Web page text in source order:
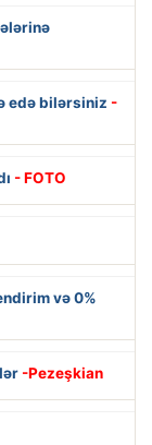
edə bilərsiniz -
- FOTO
və 0%
-Pezeşkian